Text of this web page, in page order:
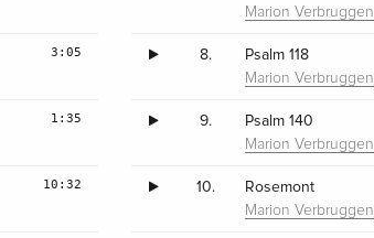
3:05
1:35
10:32
Marion Verbruggen
8. Psalm 118
Marion Verbruggen
9. Psalm 140
Marion Verbruggen
10. Rosemont
Marion Verbruggen